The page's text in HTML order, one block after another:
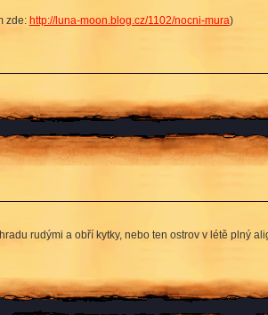
zde: http://luna-moon.blog.cz/1102/nocni-mura)
rudými a obří kytky, nebo ten ostrov v létě plný